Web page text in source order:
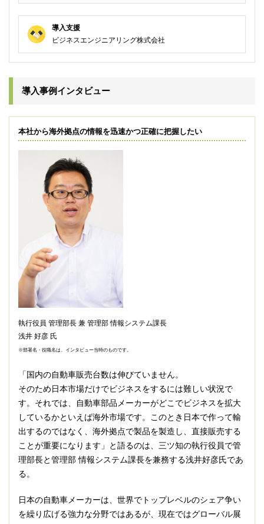
導入支援
ビジネスエンジニアリング株式会社
導入事例インタビュー
本社から海外拠点の情報を迅速かつ正確に把握したい
執行役員 管理部長 兼 管理部 情報システム課長
浅井 好彦 氏
※部署名・役職名は、インタビュー当時のものです。
「国内の自動車販売台数は伸びていません。
そのため日本市場だけでビジネスをするには難しい状況で
す。それでは、自動車部品メーカーがどこでビジネスを拡大
しているかといえば海外市場です。このとき日本で作って輸
出するのではなく、海外拠点で製品を製造し、直接販売する
ことが重要になります」と語るのは、三ツ知の執行役員で管
理部長と管理部 情報システム課長を兼務する浅井好彦氏であ
る。
日本の自動車メーカーは、世界でトップレベルのシェア争い
を繰り広げる強力な分野ではあるが、現在ではグローバル展